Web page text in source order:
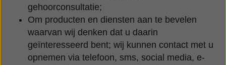
gehoorconsultatie;
Om producten en diensten aan te bevelen
waarvan wij denken dat u daarin
geïnteresseerd bent; wij kunnen contact met u
opnemen via telefoon, sms, social media, e-